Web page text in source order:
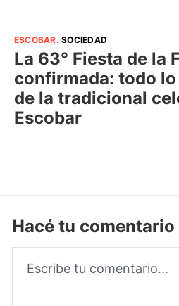
ESCOBAR.SOCIEDAD
La 63° Fiesta de la
confirmada: todo lo
de la tradicional
Escobar
Hacé tu comentario